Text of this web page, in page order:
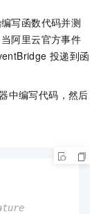
写函数代码并测
阿里云官方事件
投递到函
中编写代码，然后